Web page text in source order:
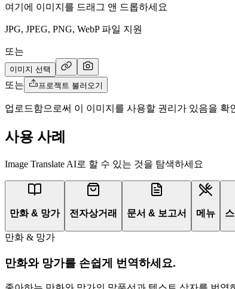
여기에 이미지를 드래그 앤 드롭하세요
JPG, JPEG, PNG, WebP 파일 지원
또는
이미지 선택
또는 프로젝트 불러오기
업로드함으로써 이 이미지를 사용할 권리가 있음을 확
사용 사례
Image Translate AI로 할 수 있는 것을 탐색하세요
만화 & 망가 전자상거래 문서 & 보고서 메뉴
만화 & 망가
만화와 망가를 손쉽게 번역하세요.